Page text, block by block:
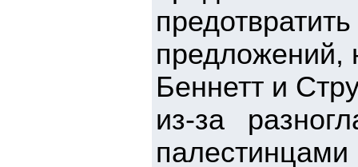
Беннетт и
из-за